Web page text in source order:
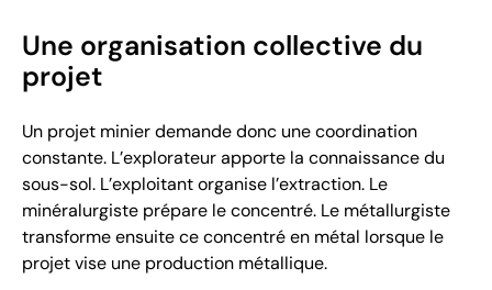
Une organisation collective du
projet
Un projet minier demande donc une coordination
constante. L’explorateur apporte la connaissance du
sous-sol. L’exploitant organise l’extraction. Le
minéralurgiste prépare le concentré. Le métallurgiste
transforme ensuite ce concentré en métal lorsque le
projet vise une production métallique.